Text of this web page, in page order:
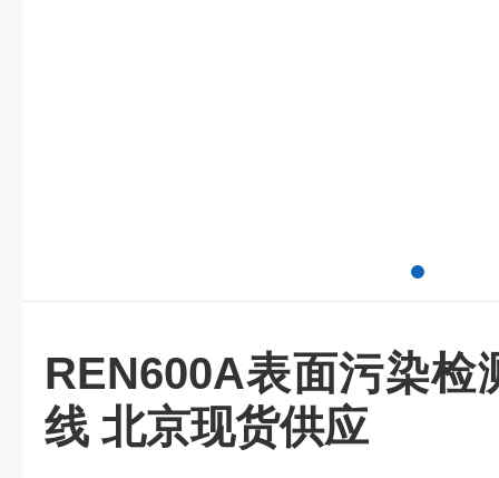
REN600A表面污染
线 北京现货供应